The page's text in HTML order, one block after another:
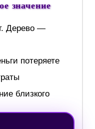
значение
Дерево —
потеряете
близкого